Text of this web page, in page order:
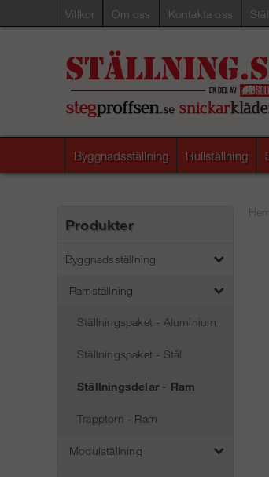
Villkor Om oss Kontakta oss
Byggnadsställning Rullställning
Produkter
Byggnadsställning
Ramställning
Ställningspaket - Aluminium
Ställningspaket - Stål
Ställningsdelar - Ram
Trapptorn - Ram
Modulställning